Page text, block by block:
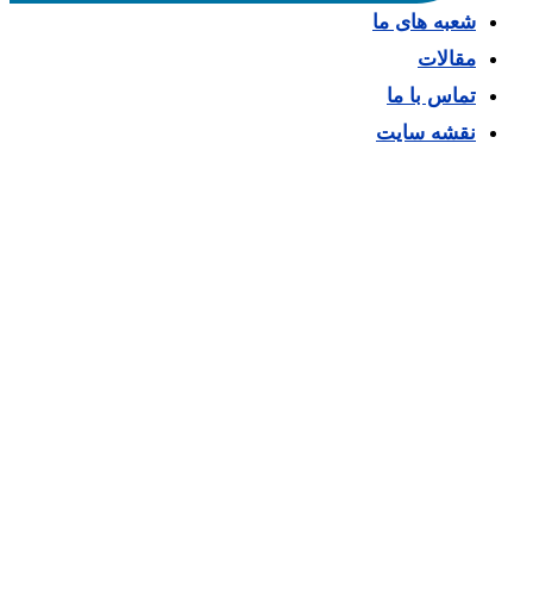
شعبه های ما
مقالات
تماس با ما
نقشه سایت